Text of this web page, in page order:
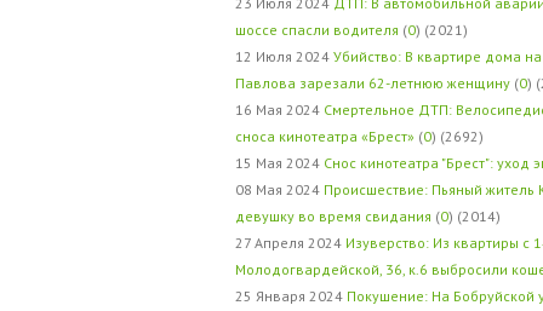
шоссе спасли водителя (0) (2021)
12 Июля 2024 Убийство: В квартире дома
Павлова зарезали 62-летнюю женщину (0)
16 Мая 2024 Смертельное ДТП:
сноса кинотеатра «Брест» (0) (2692)
15 Мая 2024 Снос кинотеатра "Брест": уход
08 Мая 2024 Происшествие: Пьяный житель
девушку во время свидания (0) (2014)
27 Апреля 2024 Изуверство: Из квартиры с
Молодогвардейской, 36, к.6 выбросили
25 Января 2024 Покушение: На Бобруйской